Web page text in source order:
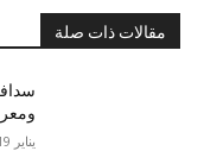
مقالات ذات صلة
يناير 19, 2025